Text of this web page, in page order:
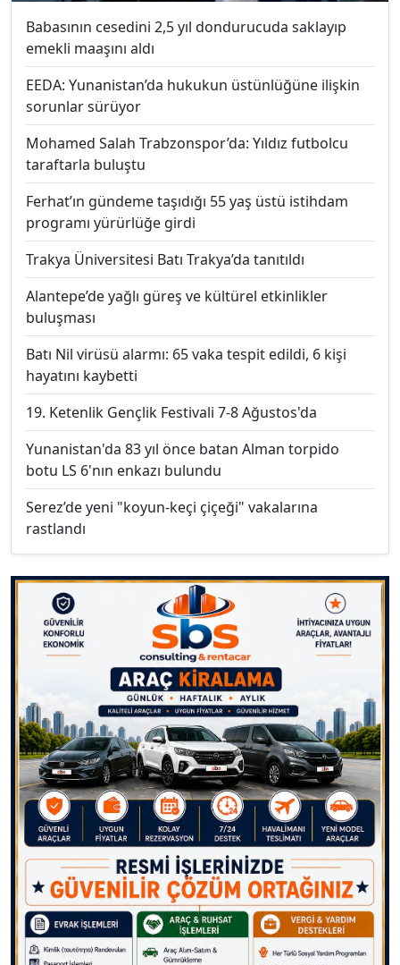
Babasının cesedini 2,5 yıl dondurucuda saklayıp
emekli maaşını aldı
EEDA: Yunanistan’da hukukun üstünlüğüne ilişkin
sorunlar sürüyor
Mohamed Salah Trabzonspor’da: Yıldız futbolcu
taraftarla buluştu
Ferhat’ın gündeme taşıdığı 55 yaş üstü istihdam
programı yürürlüğe girdi
Trakya Üniversitesi Batı Trakya’da tanıtıldı
Alantepe’de yağlı güreş ve kültürel etkinlikler
buluşması
Batı Nil virüsü alarmı: 65 vaka tespit edildi, 6 kişi
hayatını kaybetti
19. Ketenlik Gençlik Festivali 7-8 Ağustos'da
Yunanistan'da 83 yıl önce batan Alman torpido
botu LS 6'nın enkazı bulundu
Serez’de yeni "koyun-keçi çiçeği" vakalarına
rastlandı